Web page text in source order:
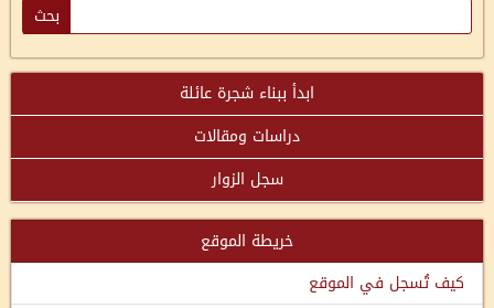
ابدأ ببناء شجرة عائلة
دراسات ومقالات
سجل الزوار
خريطة الموقع
كيف تُسجل في الموقع